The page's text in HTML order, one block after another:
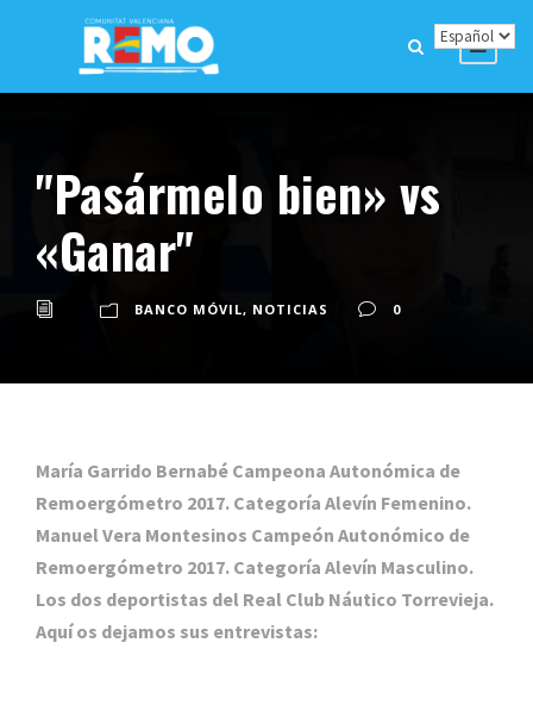
"Pasármelo bien» vs
«Ganar"
BANCO MÓVIL, NOTICIAS 0
María Garrido Bernabé Campeona Autonómica de
Remoergómetro 2017. Categoría Alevín Femenino.
Manuel Vera Montesinos Campeón Autonómico de
Remoergómetro 2017. Categoría Alevín Masculino.
Los dos deportistas del Real Club Náutico Torrevieja.
Aquí os dejamos sus entrevistas: